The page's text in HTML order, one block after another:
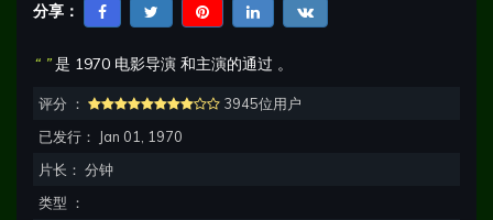
分享：
“ ”是 1970 电影导演 和主演的通过 。
评分 ：
3945位用户
已发行：
Jan 01, 1970
片长： 分钟
类型 ：